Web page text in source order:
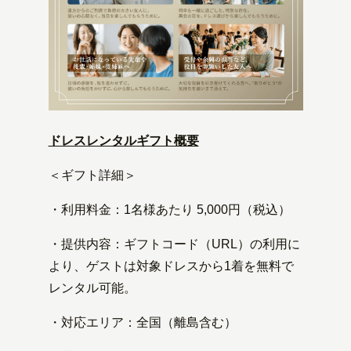
ドレスレンタルギフト概要
＜ギフト詳細＞
・利用料金：1名様あたり 5,000円（税込）
・提供内容：ギフトコード（URL）の利用に
より、ゲストは対象ドレスから1着を無料で
レンタル可能。
・対応エリア：全国（離島含む）